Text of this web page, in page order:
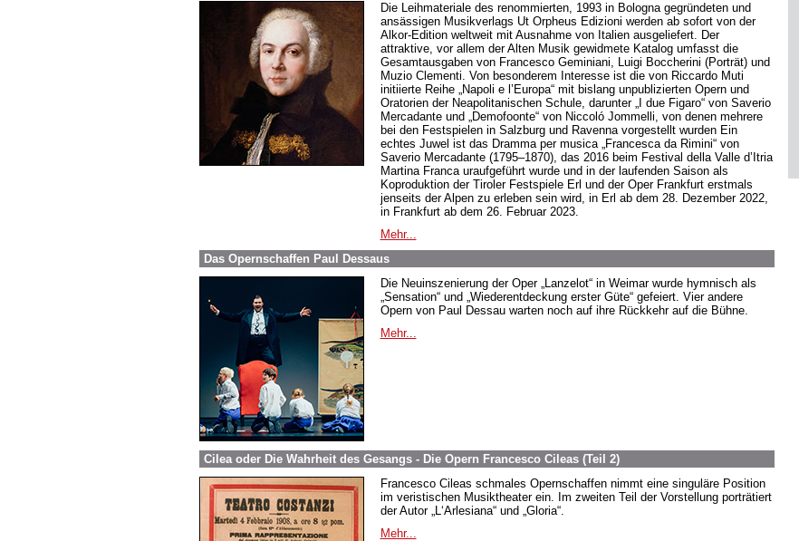
Die Leihmateriale des renommierten, 1993 in Bologna gegründeten und
ansässigen Musikverlags Ut Orpheus Edizioni werden ab sofort von der
Alkor-Edition weltweit mit Ausnahme von Italien ausgeliefert. Der
attraktive, vor allem der Alten Musik gewidmete Katalog umfasst die
Gesamtausgaben von Francesco Geminiani, Luigi Boccherini (Porträt) und
Muzio Clementi. Von besonderem Interesse ist die von Riccardo Muti
initiierte Reihe „Napoli e l’Europa“ mit bislang unpublizierten Opern und
Oratorien der Neapolitanischen Schule, darunter „I due Figaro“ von Saverio
Mercadante und „Demofoonte“ von Niccoló Jommelli, von denen mehrere
bei den Festspielen in Salzburg und Ravenna vorgestellt wurden Ein
echtes Juwel ist das Dramma per musica „Francesca da Rimini“ von
Saverio Mercadante (1795–1870), das 2016 beim Festival della Valle d’Itria
Martina Franca uraufgeführt wurde und in der laufenden Saison als
Koproduktion der Tiroler Festspiele Erl und der Oper Frankfurt erstmals
jenseits der Alpen zu erleben sein wird, in Erl ab dem 28. Dezember 2022,
in Frankfurt ab dem 26. Februar 2023.
Mehr...
Das Opernschaffen Paul Dessaus
Die Neuinszenierung der Oper „Lanzelot“ in Weimar wurde hymnisch als
„Sensation“ und „Wiederentdeckung erster Güte“ gefeiert. Vier andere
Opern von Paul Dessau warten noch auf ihre Rückkehr auf die Bühne.
Mehr...
Cilea oder Die Wahrheit des Gesangs - Die Opern Francesco Cileas (Teil 2)
Francesco Cileas schmales Opernschaffen nimmt eine singuläre Position
im veristischen Musiktheater ein. Im zweiten Teil der Vorstellung porträtiert
der Autor „L‘Arlesiana“ und „Gloria“.
Mehr...